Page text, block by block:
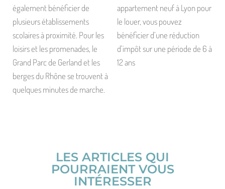
également bénéficier de
plusieurs établissements
scolaires à proximité. Pour les
loisirs et les promenades, le
Grand Parc de Gerland et les
berges du Rhône se trouvent à
quelques minutes de marche.
appartement neuf à Lyon pour
le louer, vous pouvez
bénéficier d’une réduction
d’impôt sur une période de 6 à
12 ans
LES ARTICLES QUI
POURRAIENT VOUS
INTÉRESSER